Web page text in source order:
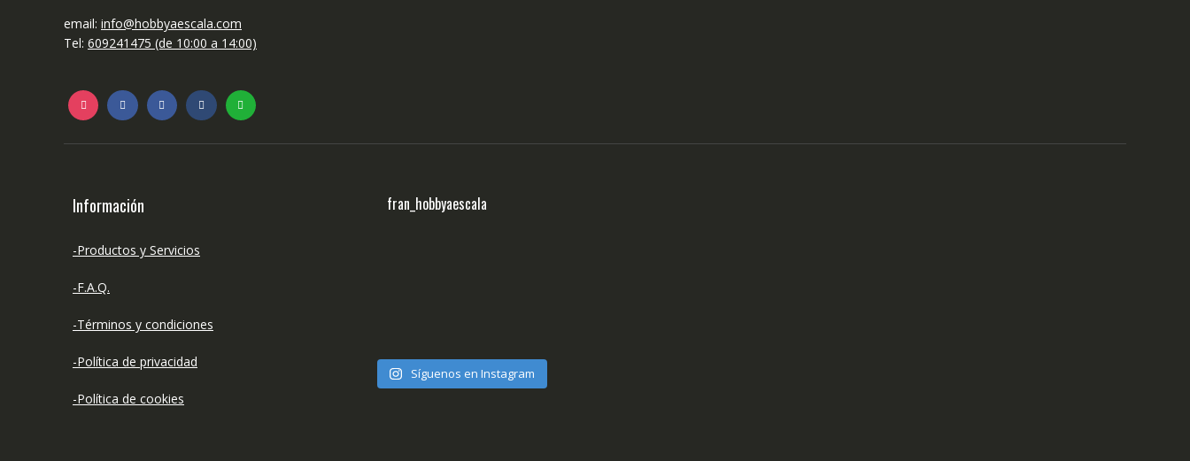
email: info@hobbyaescala.com
Tel: 609241475 (de 10:00 a 14:00)
Información
-Productos y Servicios
-F.A.Q.
-Términos y condiciones
-Política de privacidad
-Política de cookies
fran_hobbyaescala
Síguenos en Instagram